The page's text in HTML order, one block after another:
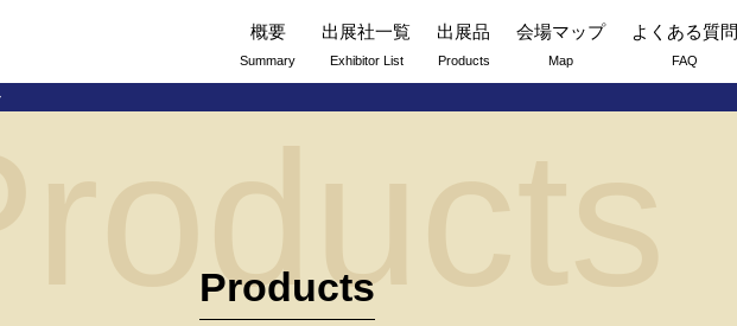
概要
Summary
出展社一覧
Exhibitor List
出展品
Products
会場マップ
Map
よくある質問
FAQ
Products